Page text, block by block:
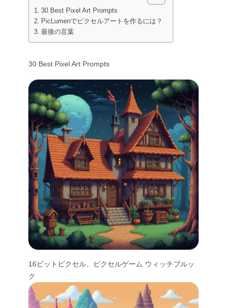
3Dキャラクター
AIタトゥージェネレーター
AIアバタージェネレーター
30 Best Pixel Art Prompts
PicLumenでピクセルアートを作るには？
最後の言葉
30 Best Pixel Art Prompts
16ビットピクセル、ピクセルゲーム ウィッチブルッ
ク